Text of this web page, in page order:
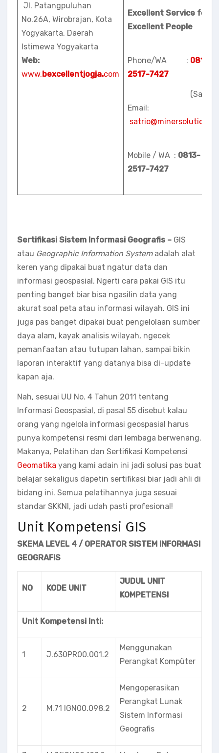
Jl. Patangpuluhan
No.26A, Wirobrajan, Kota
Yogyakarta, Daerah
Istimewa Yogyakarta
Web:
www.bexcellentjogja.com
Excellent Service for
Excellent People
Phone/WA : 0813-
2517-7427
(Satrio)
Email:
satrio@minersolution.id
Mobile / WA : 0813-
2517-7427
Sertifikasi Sistem Informasi Geografis – GIS
atau Geographic Information Systemadalah alat
keren yang dipakai buat ngatur data dan
informasi geospasial. Ngerti cara pakai GIS itu
penting banget biar bisa ngasilin data yang
akurat soal peta atau informasi wilayah. GIS ini
juga pas banget dipakai buat pengelolaan sumber
daya alam, kayak analisis wilayah, ngecek
pemanfaatan atau tutupan lahan, sampai bikin
laporan interaktif yang datanya bisa di-update
kapan aja.
Nah, sesuai UU No. 4 Tahun 2011 tentang
Informasi Geospasial, di pasal 55 disebut kalau
orang yang ngelola informasi geospasial harus
punya kompetensi resmi dari lembaga berwenang.
Makanya, Pelatihan dan Sertifikasi Kompetensi
Geomatika yang kami adain ini jadi solusi pas buat
belajar sekaligus dapetin sertifikasi biar jadi ahli di
bidang ini. Semua pelatihannya juga sesuai
standar SKKNI, jadi udah pasti profesional!
Unit Kompetensi GIS
SKEMA LEVEL 4 / OPERATOR SISTEM INFORMASI
GEOGRAFIS
NO KODE UNIT
JUDUL UNIT
KOMPETENSI
Unit Kompetensi Inti:
1 J.630PR00.001.2
Menggunakan
Perangkat Kompüter
2 M.71 lGN00.098.2
Mengoperasikan
Perangkat Lunak
Sistem Informasi
Geografis